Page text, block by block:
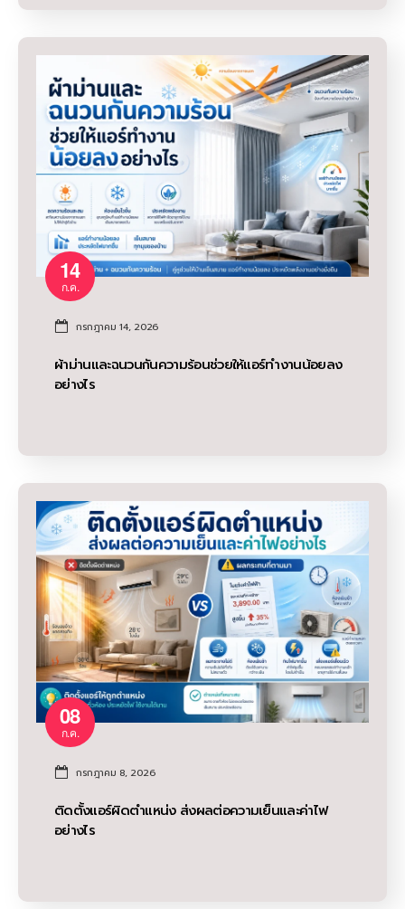
14
ก.ค.
กรกฎาคม 14, 2026
ผ้าม่านและฉนวนกันความร้อนช่วยให้แอร์ทำงานน้อยลง
อย่างไร
08
ก.ค.
กรกฎาคม 8, 2026
ติดตั้งแอร์ผิดตำแหน่ง ส่งผลต่อความเย็นและค่าไฟ
อย่างไร